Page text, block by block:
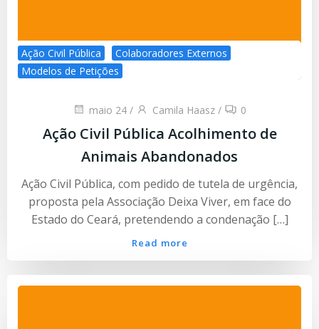
Ação Civil Pública
Colaboradores Externos
Modelos de Petições
maio 24 / Camila Haasz / 0
Ação Civil Pública Acolhimento de
Animais Abandonados
Ação Civil Pública, com pedido de tutela de urgência,
proposta pela Associação Deixa Viver, em face do
Estado do Ceará, pretendendo a condenação […]
Read more